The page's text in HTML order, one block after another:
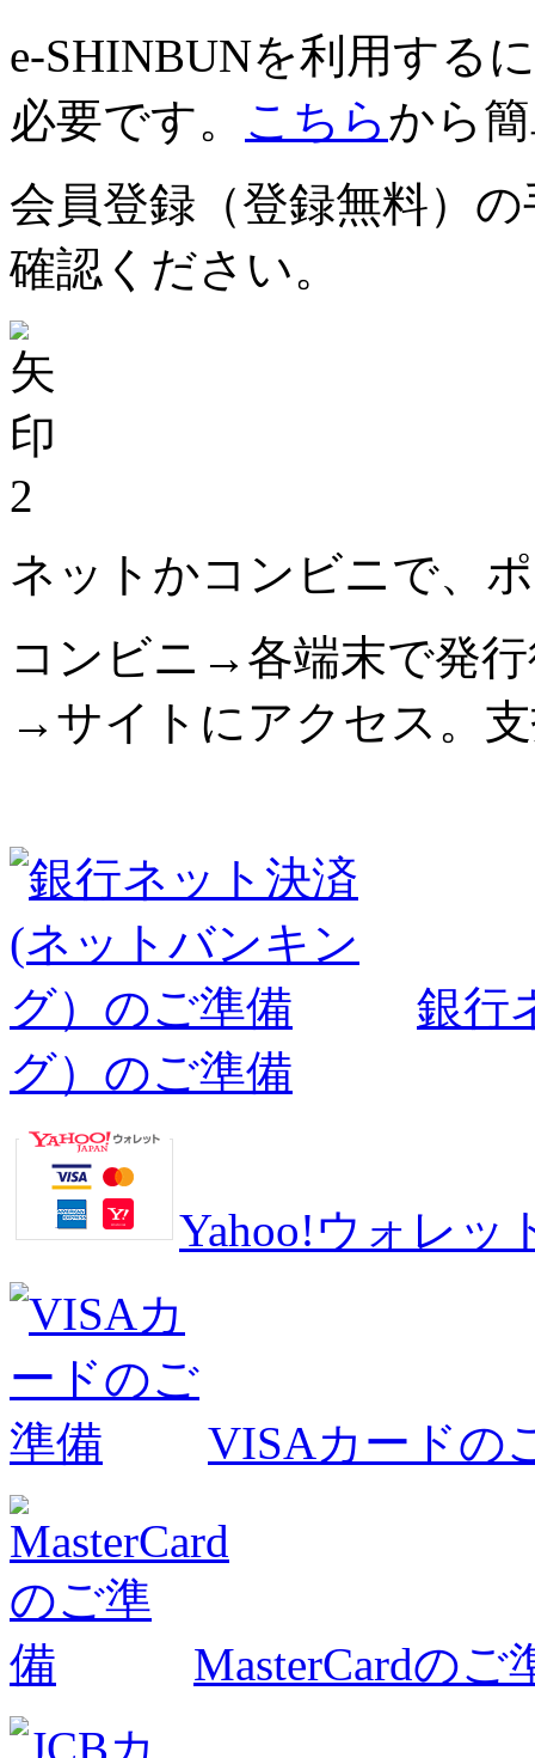
e-SHINBUNを利用する
必要です。 こちらから
会員登録（登録無料）
確認ください。
2
ネットかコンビニで、
コンビニ→各端末で発
→サイトにアクセス。
銀行
グ）のご準備
Yahoo!ウォレッ
VISAカードの
MasterCardのご